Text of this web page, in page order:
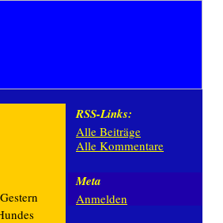
RSS-Links:
Alle Beiträge
Alle Kommentare
Meta
Anmelden